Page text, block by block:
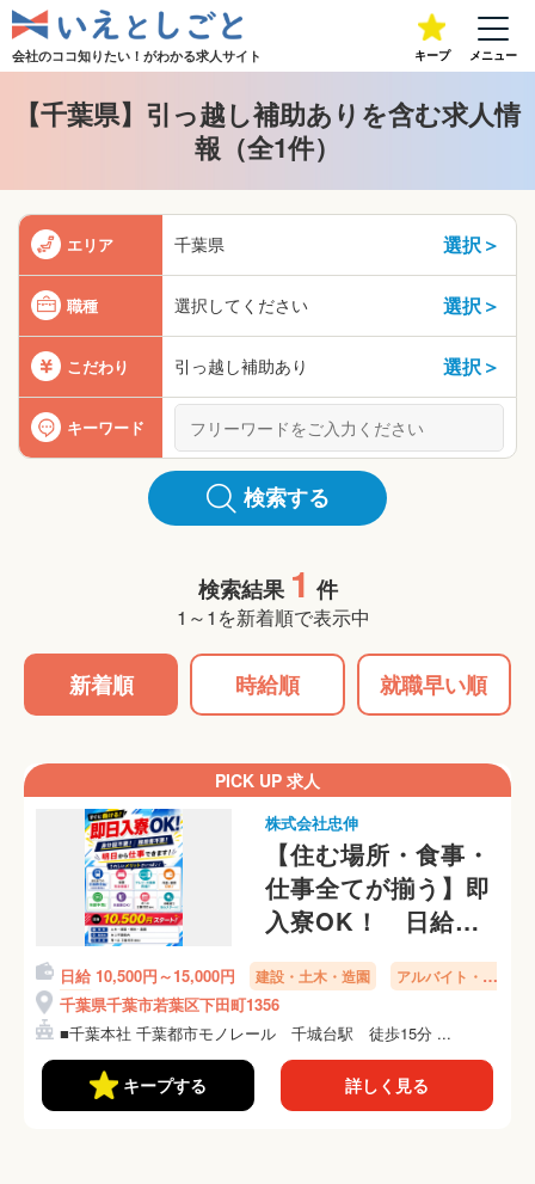
会社のココ知りたい！がわかる求人サイト キープ メニュー
【千葉県】引っ越し補助ありを含む求人情
報（全1件）
エリア 千葉県 選択＞
職種 選択してください 選択＞
こだわり 引っ越し補助あり 選択＞
キーワード
検索する
検索結果 1 件
1～1を新着順で表示中
新着順 時給順 就職早い順
PICK UP 求人
株式会社忠伸
【住む場所・食事・
仕事全てが揃う】即
入寮OK！ 日給
10,500円～ 身分証
無し・未経験者歓迎
日給 10,500円～15,000円 建設・土木・造園
アルバイト・パ
ート
千葉県千葉市若葉区下田町1356
■千葉本社 千葉都市モノレール 千城台駅 徒歩15分 ...
キープする 詳しく見る